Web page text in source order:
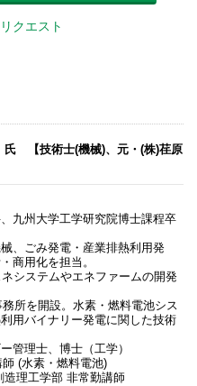
クエスト
【技術士(機械)、元・(株)荏原
九州大学工学研究院博士課程卒
、ごみ発電・産業排熱利用発
商用化を担当。
システムやエネファームの開発
所を開設。水素・燃料電池シス
用バイナリー発電に関した技術
管理士、博士（工学）
(水素・燃料電池)
理工学部 非常勤講師